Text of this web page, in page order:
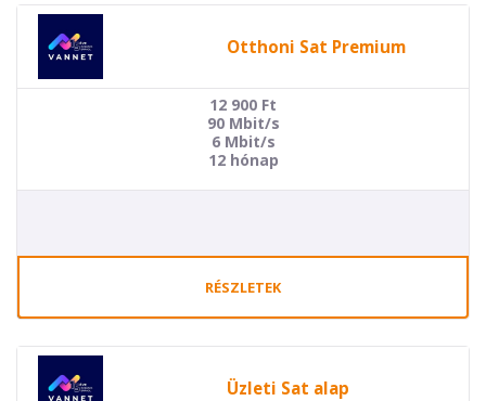
Otthoni Sat Premium
12 900 Ft
90 Mbit/s
6 Mbit/s
12 hónap
RÉSZLETEK
Üzleti Sat alap